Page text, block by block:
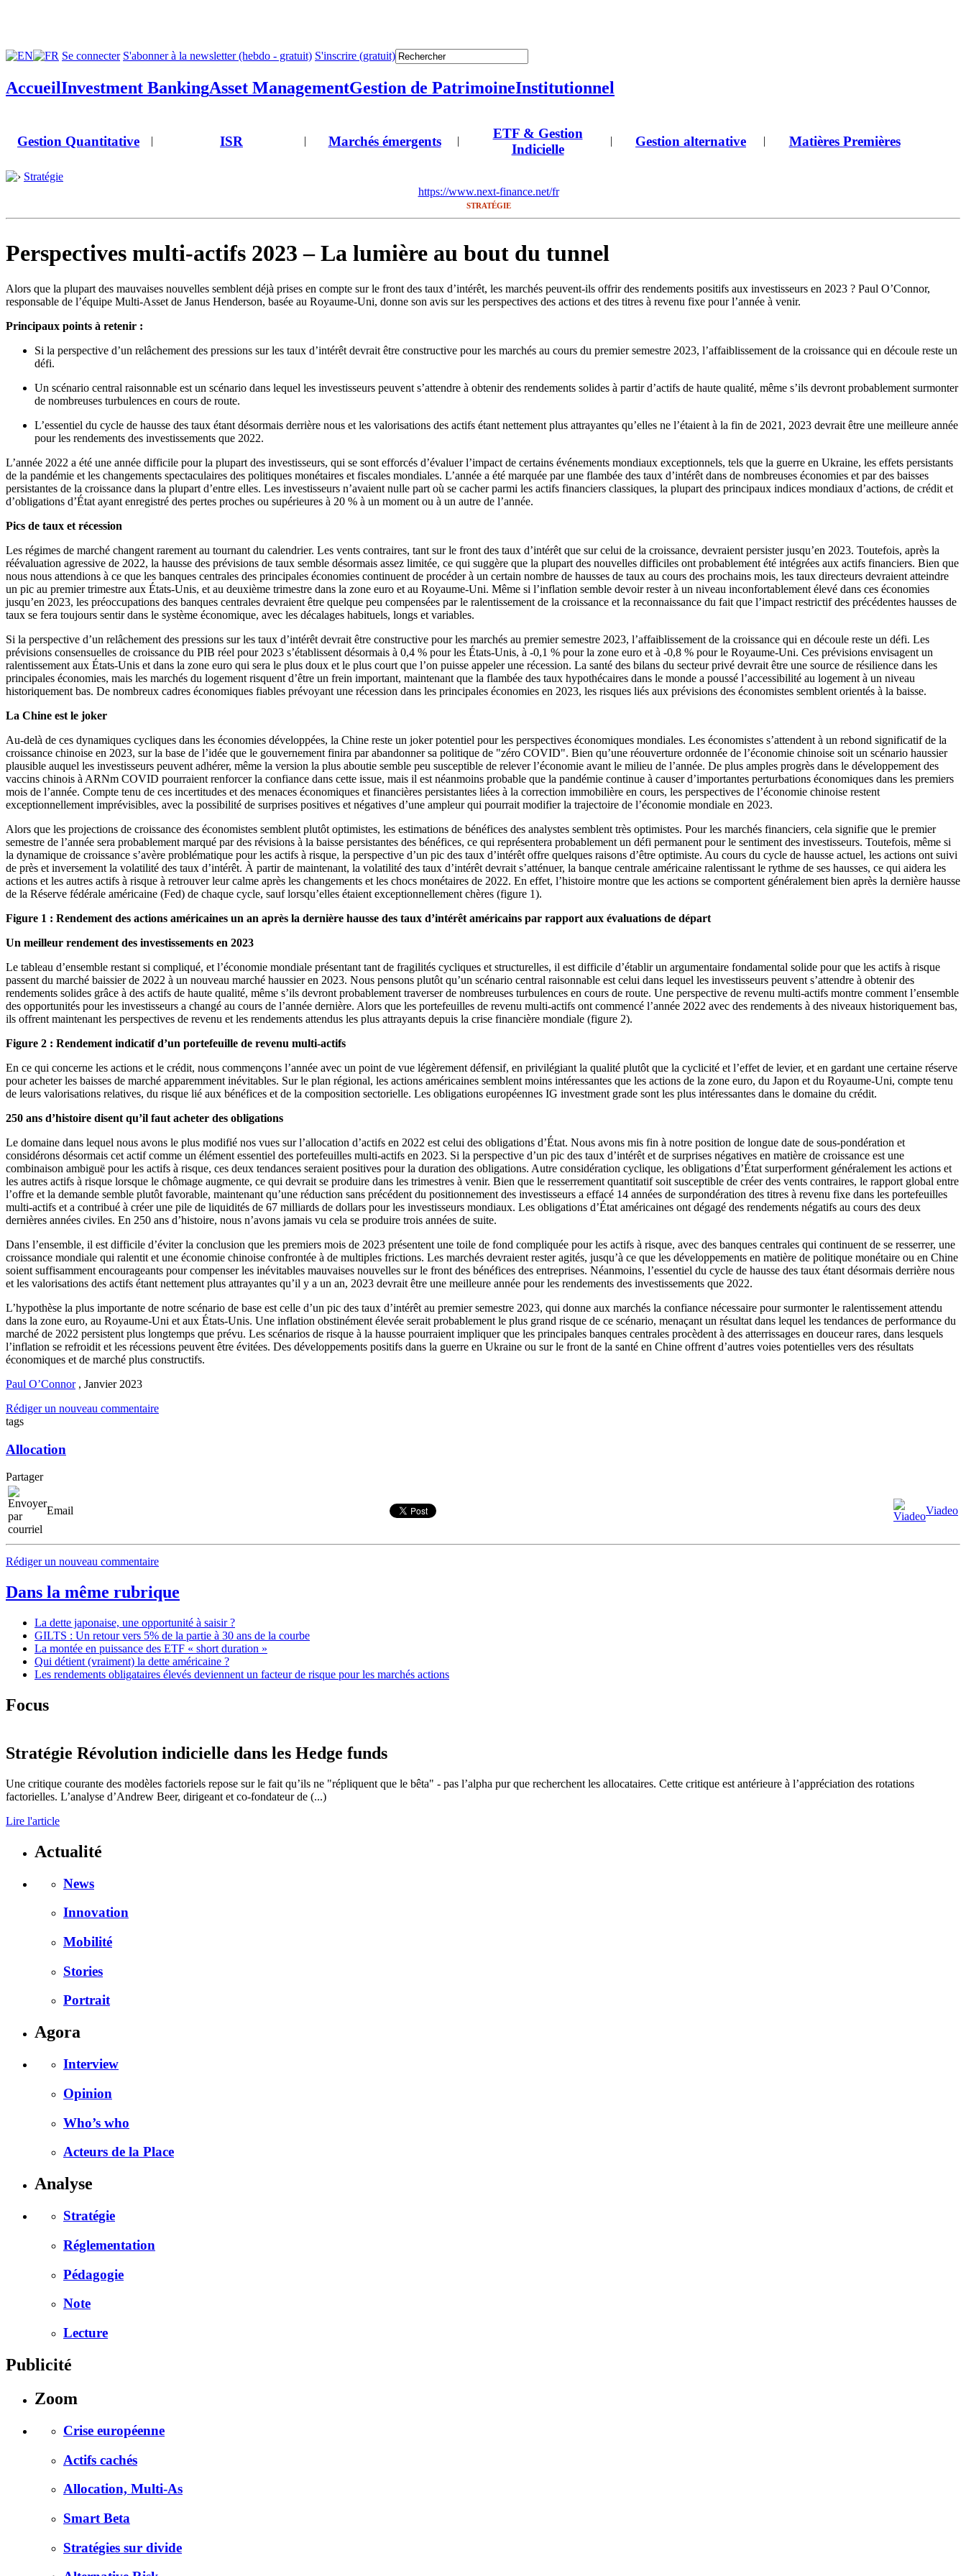
Se connecter S'abonner à la newsletter (hebdo - gratuit) S'inscrire (gratuit)
AccueilInvestment BankingAsset ManagementGestion de PatrimoineInstitutionnel
Gestion Quantitative | ISR | Marchés émergents |
ETF & Gestion
Indicielle
| Gestion alternative | Matières Premières
Stratégie
https://www.next-finance.net/fr
STRATÉGIE
Perspectives multi-actifs 2023 – La lumière au bout du tunnel
Alors que la plupart des mauvaises nouvelles semblent déjà prises en compte sur le front des taux d’intérêt, les marchés peuvent-ils offrir des rendements positifs aux investisseurs en 2023 ? Paul O’Connor,
responsable de l’équipe Multi-Asset de Janus Henderson, basée au Royaume-Uni, donne son avis sur les perspectives des actions et des titres à revenu fixe pour l’année à venir.
Principaux points à retenir :
Si la perspective d’un relâchement des pressions sur les taux d’intérêt devrait être constructive pour les marchés au cours du premier semestre 2023, l’affaiblissement de la croissance qui en découle reste un
défi.
Un scénario central raisonnable est un scénario dans lequel les investisseurs peuvent s’attendre à obtenir des rendements solides à partir d’actifs de haute qualité, même s’ils devront probablement surmonter
de nombreuses turbulences en cours de route.
L’essentiel du cycle de hausse des taux étant désormais derrière nous et les valorisations des actifs étant nettement plus attrayantes qu’elles ne l’étaient à la fin de 2021, 2023 devrait être une meilleure année
pour les rendements des investissements que 2022.
L’année 2022 a été une année difficile pour la plupart des investisseurs, qui se sont efforcés d’évaluer l’impact de certains événements mondiaux exceptionnels, tels que la guerre en Ukraine, les effets persistants
de la pandémie et les changements spectaculaires des politiques monétaires et fiscales mondiales. L’année a été marquée par une flambée des taux d’intérêt dans de nombreuses économies et par des baisses
persistantes de la croissance dans la plupart d’entre elles. Les investisseurs n’avaient nulle part où se cacher parmi les actifs financiers classiques, la plupart des principaux indices mondiaux d’actions, de crédit et
d’obligations d’État ayant enregistré des pertes proches ou supérieures à 20 % à un moment ou à un autre de l’année.
Pics de taux et récession
Les régimes de marché changent rarement au tournant du calendrier. Les vents contraires, tant sur le front des taux d’intérêt que sur celui de la croissance, devraient persister jusqu’en 2023. Toutefois, après la
réévaluation agressive de 2022, la hausse des prévisions de taux semble désormais assez limitée, ce qui suggère que la plupart des nouvelles difficiles ont probablement été intégrées aux actifs financiers. Bien que
nous nous attendions à ce que les banques centrales des principales économies continuent de procéder à un certain nombre de hausses de taux au cours des prochains mois, les taux directeurs devraient atteindre
un pic au premier trimestre aux États-Unis, et au deuxième trimestre dans la zone euro et au Royaume-Uni. Même si l’inflation semble devoir rester à un niveau inconfortablement élevé dans ces économies
jusqu’en 2023, les préoccupations des banques centrales devraient être quelque peu compensées par le ralentissement de la croissance et la reconnaissance du fait que l’impact restrictif des précédentes hausses de
taux se fera toujours sentir dans le système économique, avec les décalages habituels, longs et variables.
Si la perspective d’un relâchement des pressions sur les taux d’intérêt devrait être constructive pour les marchés au premier semestre 2023, l’affaiblissement de la croissance qui en découle reste un défi. Les
prévisions consensuelles de croissance du PIB réel pour 2023 s’établissent désormais à 0,4 % pour les États-Unis, à -0,1 % pour la zone euro et à -0,8 % pour le Royaume-Uni. Ces prévisions envisagent un
ralentissement aux États-Unis et dans la zone euro qui sera le plus doux et le plus court que l’on puisse appeler une récession. La santé des bilans du secteur privé devrait être une source de résilience dans les
principales économies, mais les marchés du logement risquent d’être un frein important, maintenant que la flambée des taux hypothécaires dans le monde a poussé l’accessibilité au logement à un niveau
historiquement bas. De nombreux cadres économiques fiables prévoyant une récession dans les principales économies en 2023, les risques liés aux prévisions des économistes semblent orientés à la baisse.
La Chine est le joker
Au-delà de ces dynamiques cycliques dans les économies développées, la Chine reste un joker potentiel pour les perspectives économiques mondiales. Les économistes s’attendent à un rebond significatif de la
croissance chinoise en 2023, sur la base de l’idée que le gouvernement finira par abandonner sa politique de "zéro COVID". Bien qu’une réouverture ordonnée de l’économie chinoise soit un scénario haussier
plausible auquel les investisseurs peuvent adhérer, même la version la plus aboutie semble peu susceptible de relever l’économie avant le milieu de l’année. De plus amples progrès dans le développement des
vaccins chinois à ARNm COVID pourraient renforcer la confiance dans cette issue, mais il est néanmoins probable que la pandémie continue à causer d’importantes perturbations économiques dans les premiers
mois de l’année. Compte tenu de ces incertitudes et des menaces économiques et financières persistantes liées à la correction immobilière en cours, les perspectives de l’économie chinoise restent
exceptionnellement imprévisibles, avec la possibilité de surprises positives et négatives d’une ampleur qui pourrait modifier la trajectoire de l’économie mondiale en 2023.
Alors que les projections de croissance des économistes semblent plutôt optimistes, les estimations de bénéfices des analystes semblent très optimistes. Pour les marchés financiers, cela signifie que le premier
semestre de l’année sera probablement marqué par des révisions à la baisse persistantes des bénéfices, ce qui représentera probablement un défi permanent pour le sentiment des investisseurs. Toutefois, même si
la dynamique de croissance s’avère problématique pour les actifs à risque, la perspective d’un pic des taux d’intérêt offre quelques raisons d’être optimiste. Au cours du cycle de hausse actuel, les actions ont suivi
de près et inversement la volatilité des taux d’intérêt. À partir de maintenant, la volatilité des taux d’intérêt devrait s’atténuer, la banque centrale américaine ralentissant le rythme de ses hausses, ce qui aidera les
actions et les autres actifs à risque à retrouver leur calme après les changements et les chocs monétaires de 2022. En effet, l’histoire montre que les actions se comportent généralement bien après la dernière hausse
de la Réserve fédérale américaine (Fed) de chaque cycle, sauf lorsqu’elles étaient exceptionnellement chères (figure 1).
Figure 1 : Rendement des actions américaines un an après la dernière hausse des taux d’intérêt américains par rapport aux évaluations de départ
Un meilleur rendement des investissements en 2023
Le tableau d’ensemble restant si compliqué, et l’économie mondiale présentant tant de fragilités cycliques et structurelles, il est difficile d’établir un argumentaire fondamental solide pour que les actifs à risque
passent du marché baissier de 2022 à un nouveau marché haussier en 2023. Nous pensons plutôt qu’un scénario central raisonnable est celui dans lequel les investisseurs peuvent s’attendre à obtenir des
rendements solides grâce à des actifs de haute qualité, même s’ils devront probablement traverser de nombreuses turbulences en cours de route. Une perspective de revenu multi-actifs montre comment l’ensemble
des opportunités pour les investisseurs a changé au cours de l’année dernière. Alors que les portefeuilles de revenu multi-actifs ont commencé l’année 2022 avec des rendements à des niveaux historiquement bas,
ils offrent maintenant les perspectives de revenu et les rendements attendus les plus attrayants depuis la crise financière mondiale (figure 2).
Figure 2 : Rendement indicatif d’un portefeuille de revenu multi-actifs
En ce qui concerne les actions et le crédit, nous commençons l’année avec un point de vue légèrement défensif, en privilégiant la qualité plutôt que la cyclicité et l’effet de levier, et en gardant une certaine réserve
pour acheter les baisses de marché apparemment inévitables. Sur le plan régional, les actions américaines semblent moins intéressantes que les actions de la zone euro, du Japon et du Royaume-Uni, compte tenu
de leurs valorisations relatives, du risque lié aux bénéfices et de la composition sectorielle. Les obligations européennes IG investment grade sont les plus intéressantes dans le domaine du crédit.
250 ans d’histoire disent qu’il faut acheter des obligations
Le domaine dans lequel nous avons le plus modifié nos vues sur l’allocation d’actifs en 2022 est celui des obligations d’État. Nous avons mis fin à notre position de longue date de sous-pondération et
considérons désormais cet actif comme un élément essentiel des portefeuilles multi-actifs en 2023. Si la perspective d’un pic des taux d’intérêt et de surprises négatives en matière de croissance est une
combinaison ambiguë pour les actifs à risque, ces deux tendances seraient positives pour la duration des obligations. Autre considération cyclique, les obligations d’État surperforment généralement les actions et
les autres actifs à risque lorsque le chômage augmente, ce qui devrait se produire dans les trimestres à venir. Bien que le resserrement quantitatif soit susceptible de créer des vents contraires, le rapport global entre
l’offre et la demande semble plutôt favorable, maintenant qu’une réduction sans précédent du positionnement des investisseurs a effacé 14 années de surpondération des titres à revenu fixe dans les portefeuilles
multi-actifs et a contribué à créer une pile de liquidités de 67 milliards de dollars pour les investisseurs mondiaux. Les obligations d’État américaines ont dégagé des rendements négatifs au cours des deux
dernières années civiles. En 250 ans d’histoire, nous n’avons jamais vu cela se produire trois années de suite.
Dans l’ensemble, il est difficile d’éviter la conclusion que les premiers mois de 2023 présentent une toile de fond compliquée pour les actifs à risque, avec des banques centrales qui continuent de se resserrer, une
croissance mondiale qui ralentit et une économie chinoise confrontée à de multiples frictions. Les marchés devraient rester agités, jusqu’à ce que les développements en matière de politique monétaire ou en Chine
soient suffisamment encourageants pour compenser les inévitables mauvaises nouvelles sur le front des bénéfices des entreprises. Néanmoins, l’essentiel du cycle de hausse des taux étant désormais derrière nous
et les valorisations des actifs étant nettement plus attrayantes qu’il y a un an, 2023 devrait être une meilleure année pour les rendements des investissements que 2022.
L’hypothèse la plus importante de notre scénario de base est celle d’un pic des taux d’intérêt au premier semestre 2023, qui donne aux marchés la confiance nécessaire pour surmonter le ralentissement attendu
dans la zone euro, au Royaume-Uni et aux États-Unis. Une inflation obstinément élevée serait probablement le plus grand risque de ce scénario, menaçant un résultat dans lequel les tendances de performance du
marché de 2022 persistent plus longtemps que prévu. Les scénarios de risque à la hausse pourraient impliquer que les principales banques centrales procèdent à des atterrissages en douceur rares, dans lesquels
l’inflation se refroidit et les récessions peuvent être évitées. Des développements positifs dans la guerre en Ukraine ou sur le front de la santé en Chine offrent d’autres voies potentielles vers des résultats
économiques et de marché plus constructifs.
Paul O’Connor , Janvier 2023
Rédiger un nouveau commentaire
tags
Allocation
Partager
Email Viadeo
Rédiger un nouveau commentaire
Dans la même rubrique
La dette japonaise, une opportunité à saisir ?
GILTS : Un retour vers 5% de la partie à 30 ans de la courbe
La montée en puissance des ETF « short duration »
Qui détient (vraiment) la dette américaine ?
Les rendements obligataires élevés deviennent un facteur de risque pour les marchés actions
Focus
Stratégie Révolution indicielle dans les Hedge funds
Une critique courante des modèles factoriels repose sur le fait qu’ils ne "répliquent que le bêta" - pas l’alpha pur que recherchent les allocataires. Cette critique est antérieure à l’appréciation des rotations
factorielles. L’analyse d’Andrew Beer, dirigeant et co-fondateur de (...)
Lire l'article
Actualité
News
Innovation
Mobilité
Stories
Portrait
Agora
Interview
Opinion
Who’s who
Acteurs de la Place
Analyse
Stratégie
Réglementation
Pédagogie
Note
Lecture
Publicité
Zoom
Crise européenne
Actifs cachés
Allocation, Multi-As
Smart Beta
Stratégies sur divide